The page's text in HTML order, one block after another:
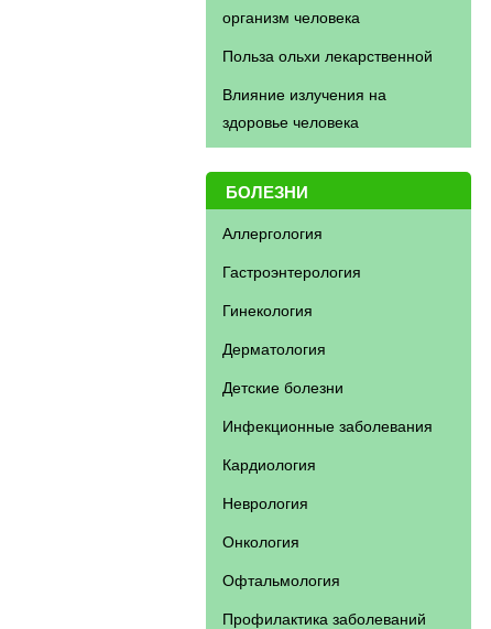
организм человека
Польза ольхи лекарственной
Влияние излучения на
здоровье человека
БОЛЕЗНИ
Аллергология
Гастроэнтерология
Гинекология
Дерматология
Детские болезни
Инфекционные заболевания
Кардиология
Неврология
Онкология
Офтальмология
Профилактика заболеваний